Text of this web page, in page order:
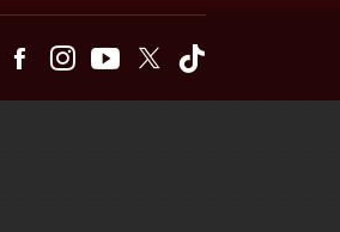
TelegramFacebookInstagramYoutubeTwitter